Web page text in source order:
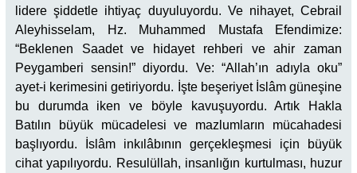
lidere şiddetle ihtiyaç duyuluyordu. Ve nihayet, Cebrail
Aleyhisselam, Hz. Muhammed Mustafa Efendimize:
“Beklenen Saadet ve hidayet rehberi ve ahir zaman
Peygamberi sensin!” diyordu. Ve: “Allah’ın adıyla oku”
ayet-i kerimesini getiriyordu. İşte beşeriyet İslâm güneşine
bu durumda iken ve böyle kavuşuyordu. Artık Hakla
Batılın büyük mücadelesi ve mazlumların mücahadesi
başlıyordu. İslâm inkılâbının gerçekleşmesi için büyük
cihat yapılıyordu. Resulüllah, insanlığın kurtulması, huzur